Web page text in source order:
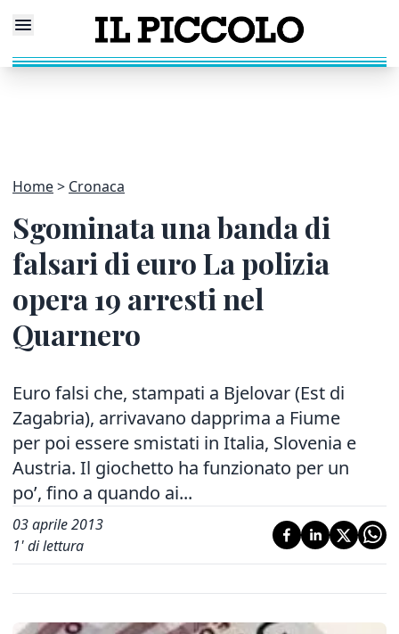
Home Cronaca
Sgominata una banda di
falsari di euro La polizia
opera 19 arresti nel
Quarnero
Euro falsi che, stampati a Bjelovar (Est di
Zagabria), arrivavano dapprima a Fiume
per poi essere smistati in Italia, Slovenia e
Austria. Il giochetto ha funzionato per un
po’, fino a quando ai...
03 aprile 2013
1' di lettura